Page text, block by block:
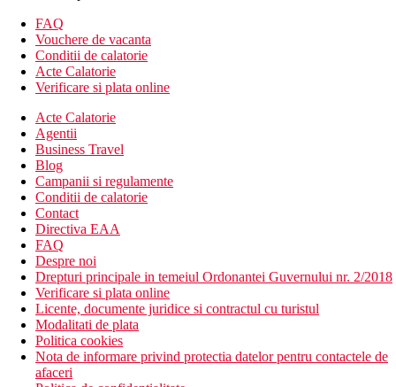
wellness & spa
parcare
aer conditionat
WiFi gratuit
camera de bagaje
gradina
Descrierea plajei
plaja nisipoasa
sezlonguri si umbrele de soare contra cost
Activitati sportive gratuite
camera de jocuri / arcade
wellness & spa
Masa
mic dejun tip bufet
baruri
Categoria oficiala
3 stele
FAQ
Vouchere de vacanta
Conditii de calatorie
Acte Calatorie
Verificare si plata online
Acte Calatorie
Agentii
Business Travel
Blog
Campanii si regulamente
Conditii de calatorie
Contact
Directiva EAA
FAQ
Despre noi
Drepturi principale in temeiul Ordonantei Guvernului nr. 2/2018
Verificare si plata online
Licente, documente juridice si contractul cu turistul
Modalitati de plata
Politica cookies
Nota de informare privind protectia datelor pentru contactele de
afaceri